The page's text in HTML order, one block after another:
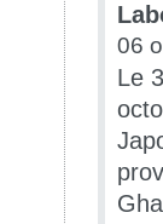
06
Le